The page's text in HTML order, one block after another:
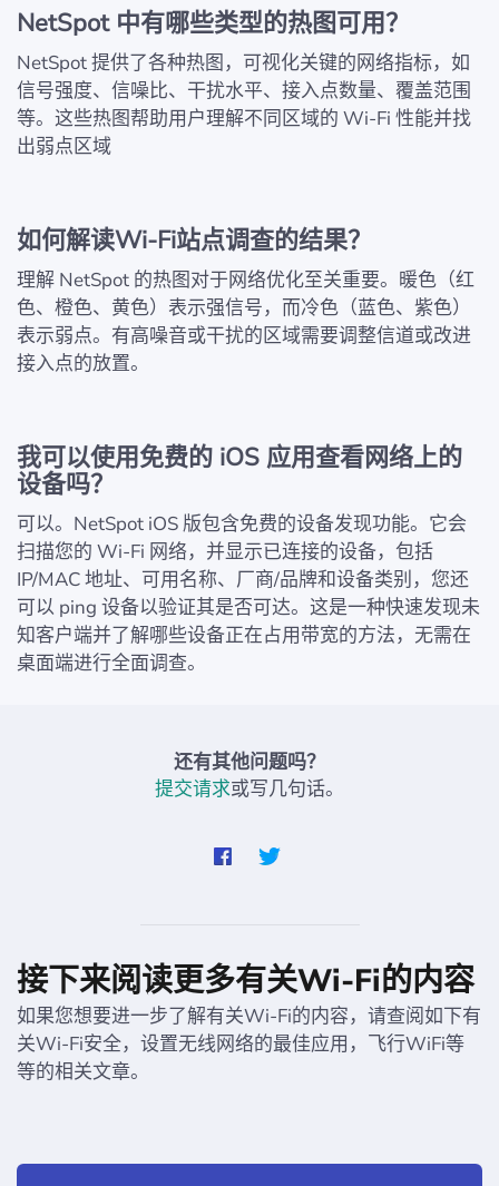
NetSpot 中有哪些类型的热图可用？
NetSpot 提供了各种热图，可视化关键的网络指标，如
信号强度、信噪比、干扰水平、接入点数量、覆盖范围
等。这些热图帮助用户理解不同区域的 Wi-Fi 性能并找
出弱点区域
如何解读Wi-Fi站点调查的结果？
理解 NetSpot 的热图对于网络优化至关重要。暖色（红
色、橙色、黄色）表示强信号，而冷色（蓝色、紫色）
表示弱点。有高噪音或干扰的区域需要调整信道或改进
接入点的放置。
我可以使用免费的 iOS 应用查看网络上的
设备吗？
可以。NetSpot iOS 版包含免费的设备发现功能。它会
扫描您的 Wi-Fi 网络，并显示已连接的设备，包括
IP/MAC 地址、可用名称、厂商/品牌和设备类别，您还
可以 ping 设备以验证其是否可达。这是一种快速发现未
知客户端并了解哪些设备正在占用带宽的方法，无需在
桌面端进行全面调查。
还有其他问题吗？
提交请求或写几句话。
接下来阅读更多有关Wi-Fi的内容
如果您想要进一步了解有关Wi-Fi的内容，请查阅如下有
关Wi-Fi安全，设置无线网络的最佳应用，飞行WiFi等
等的相关文章。